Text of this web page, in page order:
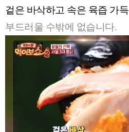
겉은 바삭하고 속은 육즙 가득
부드러울 수밖에 없습니다.